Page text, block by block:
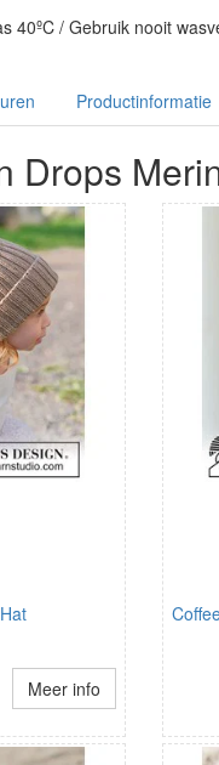
40ºC / Gebruik nooit
Productinformatie
Drops
Meer info